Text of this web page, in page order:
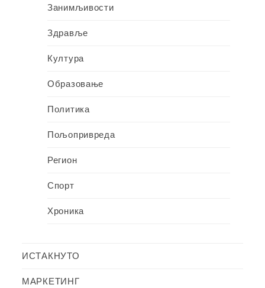
Занимљивости
Здравље
Култура
Образовање
Политика
Пољопривреда
Регион
Спорт
Хроника
ИСТАКНУТО
МАРКЕТИНГ